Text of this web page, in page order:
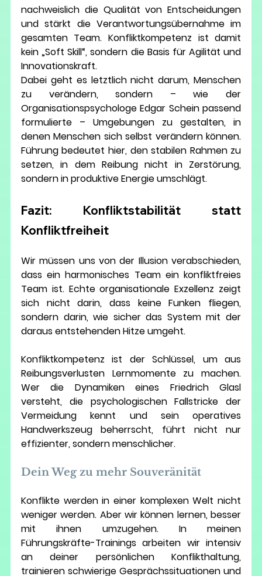
nachweislich die Qualität von Entscheidungen
und stärkt die Verantwortungsübernahme im
gesamten Team. Konfliktkompetenz ist damit
kein „Soft Skill“, sondern die Basis für Agilität und
Innovationskraft.
Dabei geht es letztlich nicht darum, Menschen
zu verändern, sondern – wie der
Organisationspsychologe Edgar Schein passend
formulierte – Umgebungen zu gestalten, in
denen Menschen sich selbst verändern können.
Führung bedeutet hier, den stabilen Rahmen zu
setzen, in dem Reibung nicht in Zerstörung,
sondern in produktive Energie umschlägt.
Fazit: Konfliktstabilität statt
Konfliktfreiheit
Wir müssen uns von der Illusion verabschieden,
dass ein harmonisches Team ein konfliktfreies
Team ist. Echte organisationale Exzellenz zeigt
sich nicht darin, dass keine Funken fliegen,
sondern darin, wie sicher das System mit der
daraus entstehenden Hitze umgeht.
Konfliktkompetenz ist der Schlüssel, um aus
Reibungsverlusten Lernmomente zu machen.
Wer die Dynamiken eines Friedrich Glasl
versteht, die psychologischen Fallstricke der
Vermeidung kennt und sein operatives
Handwerkszeug beherrscht, führt nicht nur
effizienter, sondern menschlicher.
Dein Weg zu mehr Souveränität
Konflikte werden in einer komplexen Welt nicht
weniger werden. Aber wir können lernen, besser
Führungskräfte-Trainings arbeiten wir intensiv
an deiner persönlichen Konflikthaltung,
trainieren schwierige Gesprächssituationen und